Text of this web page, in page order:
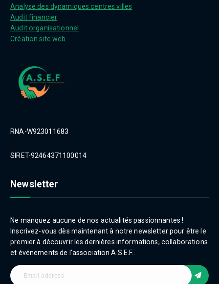
Analyse des dynamiques centres villes
Audit financier
Audit organisationnel
Création site web
RNA-W923011683
SIRET-92464371100014
Newsletter
Ne manquez aucune de nos actualités passionnantes !
Inscrivez-vous dès maintenant à notre newsletter pour être le
premier à découvrir les dernières informations, collaborations
et événements de l'association A.S.E.F..